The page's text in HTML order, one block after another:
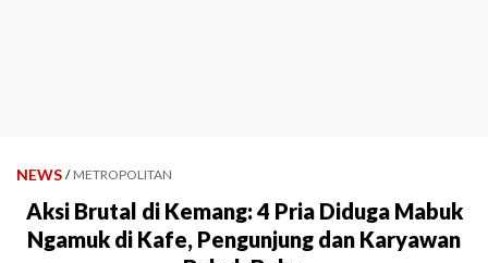
NEWS / METROPOLITAN
Aksi Brutal di Kemang: 4 Pria Diduga Mabuk
Ngamuk di Kafe, Pengunjung dan Karyawan